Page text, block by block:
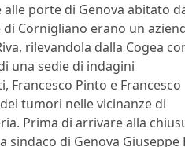
porte di Genova abitato
di Cornigliano erano un
rilevandola dalla Cogea
una sedie di indagini
Pinto e Francesco
tumori nelle vicinanze di
Prima di arrivare alla
sindaco di Genova Giuseppe